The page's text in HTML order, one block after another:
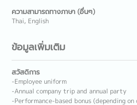
ความสามารถทางภาษา (อื่นๆ)
Thai, English
ข้อมูลเพิ่มเติม
สวัสดิการ
-Employee uniform
-Annual company trip and annual party
-Performance-based bonus (depending on